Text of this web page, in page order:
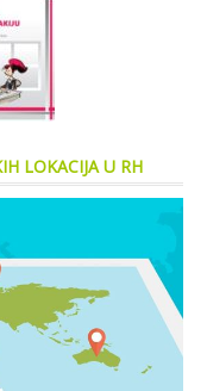
LOKACIJA U RH